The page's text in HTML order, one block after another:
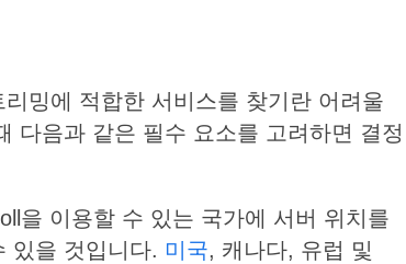
밍에 적합한 서비스를 찾기란 어려울
다음과 같은 필수 요소를 고려하면 결정
을 이용할 수 있는 국가에 서버 위치를
있을 것입니다. 미국, 캐나다, 유럽 및